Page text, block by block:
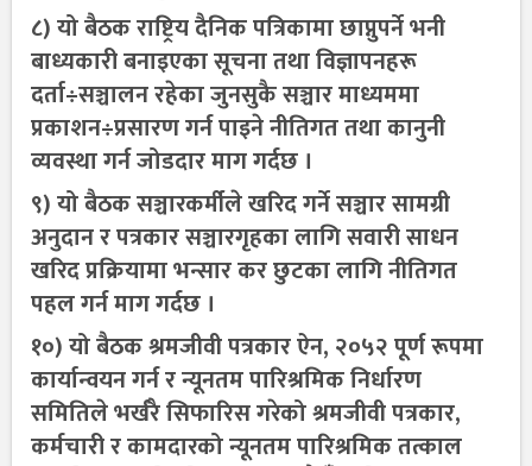
८) यो बैठक राष्ट्रिय दैनिक पत्रिकामा छाप्नुपर्ने भनी
बाध्यकारी बनाइएका सूचना तथा विज्ञापनहरू
दर्ता÷सञ्चालन रहेका जुनसुकै सञ्चार माध्यममा
प्रकाशन÷प्रसारण गर्न पाइने नीतिगत तथा कानुनी
व्यवस्था गर्न जोडदार माग गर्दछ ।
९) यो बैठक सञ्चारकर्मीले खरिद गर्ने सञ्चार सामग्री
अनुदान र पत्रकार सञ्चारगृहका लागि सवारी साधन
खरिद प्रक्रियामा भन्सार कर छुटका लागि नीतिगत
पहल गर्न माग गर्दछ ।
१०) यो बैठक श्रमजीवी पत्रकार ऐन, २०५२ पूर्ण रूपमा
कार्यान्वयन गर्न र न्यूनतम पारिश्रमिक निर्धारण
समितिले भर्खरै सिफारिस गरेको श्रमजीवी पत्रकार,
कर्मचारी र कामदारको न्यूनतम पारिश्रमिक तत्काल